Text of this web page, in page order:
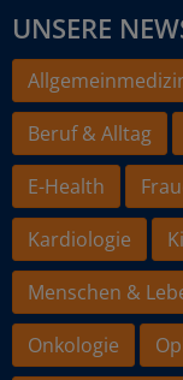
UNSERE
Beruf & Alltag
E-Health
Kardiologie
Menschen &
Onkologie